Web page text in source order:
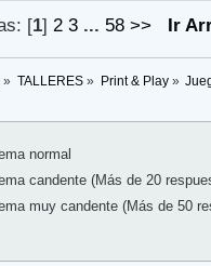
[1] 2 3 ... 58 >> Ir
» TALLERES» Print & Play»
normal
candente (Más de 20
muy candente (Más de 50